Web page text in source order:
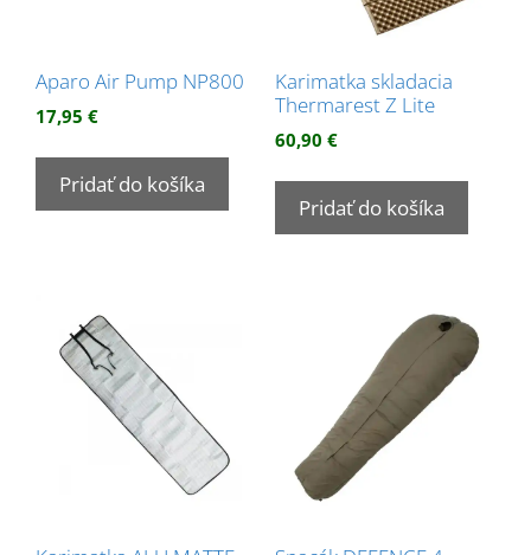
Aparo Air Pump NP800
17,95 €
Pridať do košíka
Karimatka skladacia
Thermarest Z Lite
60,90 €
Pridať do košíka